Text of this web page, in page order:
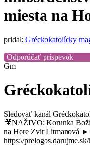
miesta na
pridal: Gréckokatolícky
Odporúčať príspevok
Gm
Sledovať kanál
🎥NAŽIVO: Korunka
na Hore Zvir Litmanová
https://